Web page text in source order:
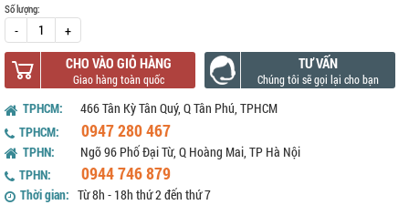
Số lượng:
- +
CHO VÀO GIỎ HÀNG TƯ VẤN
TPHCM:
466 Tân Kỳ Tân Quý, Q Tân Phú, TPHCM
TPHCM:
0947 280 467
TPHN:
Ngõ 96 Phố Đại Từ, Q Hoàng Mai, TP Hà Nội
TPHN:
0944 746 879
Thời gian: Từ 8h - 18h thứ 2 đến thứ 7